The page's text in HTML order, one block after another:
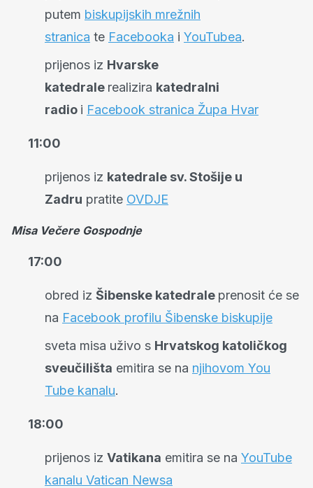
putem biskupijskih mrežnih
stranica te Facebooka i YouTubea.
prijenos iz Hvarske
katedrale realizira katedralni
radio i Facebook stranica Župa Hvar
11:00
prijenos iz katedrale sv. Stošije u
Zadru pratite OVDJE
Misa Večere Gospodnje
17:00
obred iz Šibenske katedrale prenosit će se
na Facebook profilu Šibenske biskupije
sveta misa uživo s Hrvatskog katoličkog
sveučilišta emitira se na njihovom You
Tube kanalu.
18:00
prijenos iz Vatikana emitira se na YouTube
kanalu Vatican Newsa